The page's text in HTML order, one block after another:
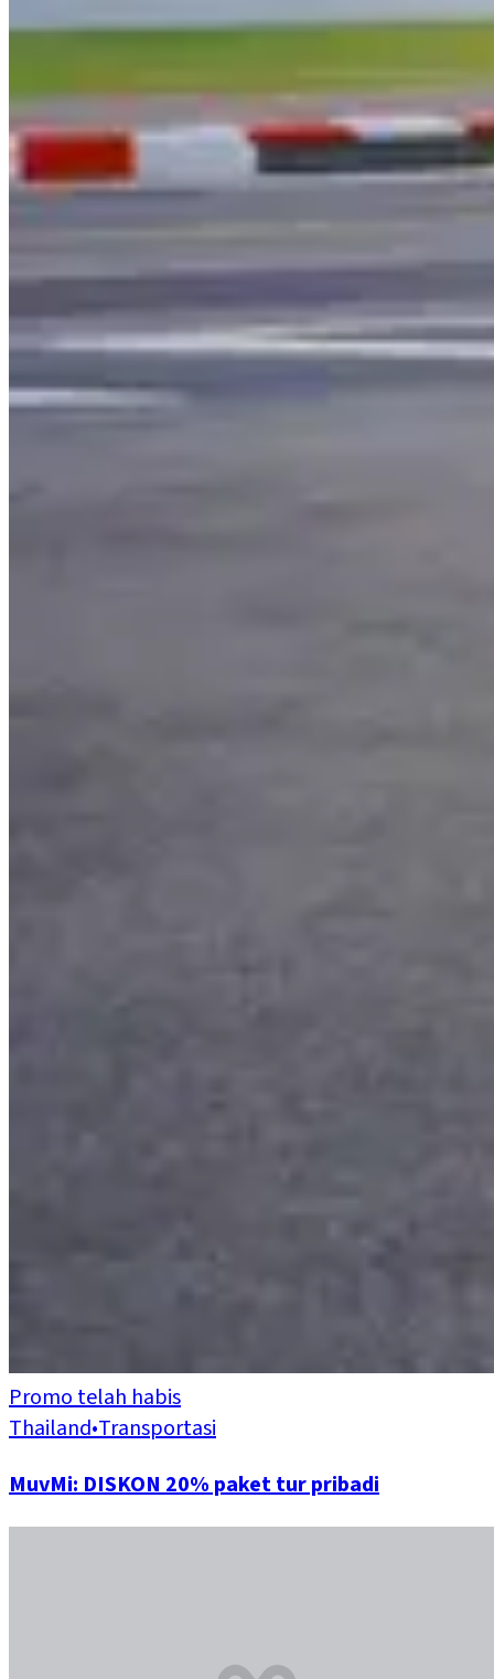
Promo telah habis
Thailand•Transportasi
MuvMi: DISKON 20% paket tur pribadi